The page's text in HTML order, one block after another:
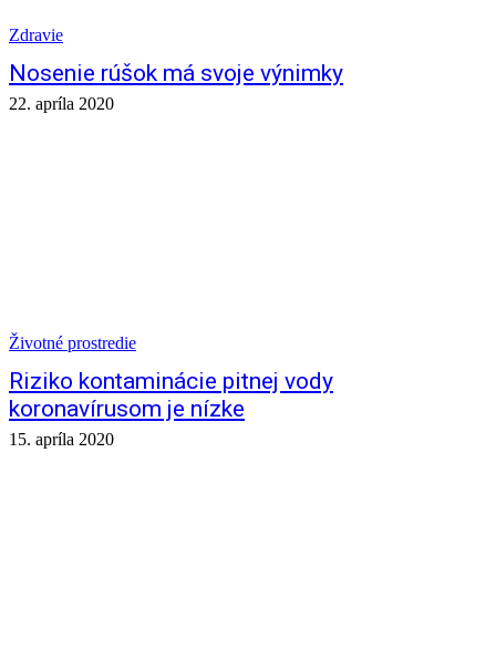
Zdravie
Nosenie rúšok má svoje výnimky
22. apríla 2020
Životné prostredie
Riziko kontaminácie pitnej vody
koronavírusom je nízke
15. apríla 2020